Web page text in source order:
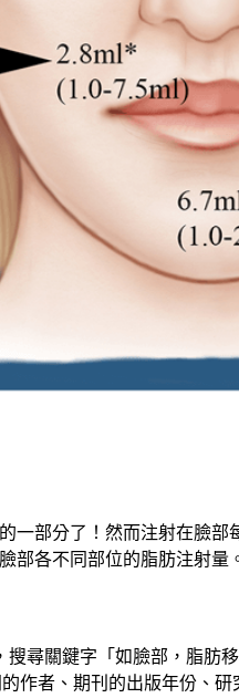
一部分了！然而注射在臉
部各不同部位的脂肪注射量
尋關鍵字「如臉部，脂肪
作者、期刊的出版年份、